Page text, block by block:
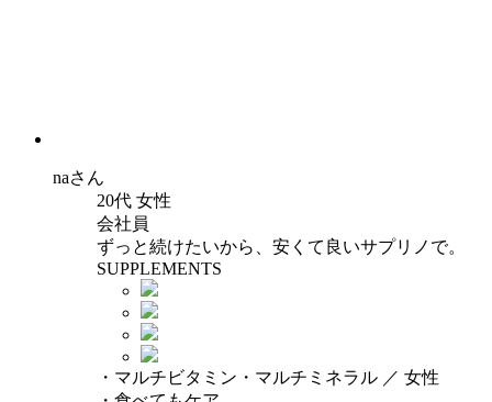
naさん
20代 女性
会社員
ずっと続けたいから、安くて良いサプリノで。
SUPPLEMENTS
・マルチビタミン・マルチミネラル ／ 女性